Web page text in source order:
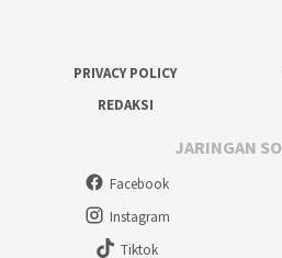
PRIVACY POLICY
REDAKSI
JARINGAN
Facebook
Instagram
Tiktok